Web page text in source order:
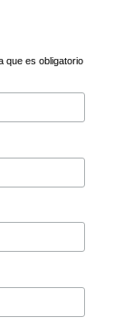
que es obligatorio